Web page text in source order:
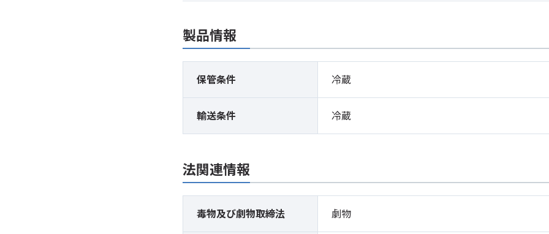
製品情報
保管条件 冷蔵
輸送条件 冷蔵
法関連情報
毒物及び劇物取締法 劇物